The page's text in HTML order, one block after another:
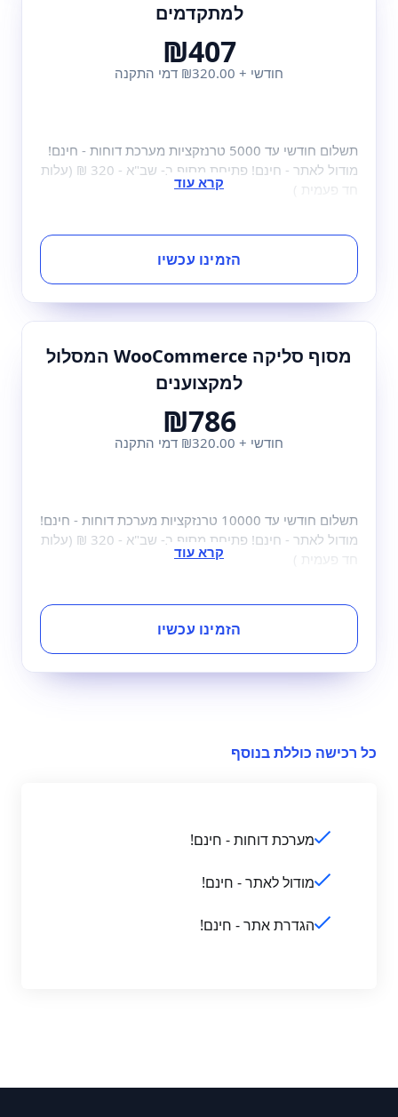
למתקדמים
₪407
חודשי + ₪320.00 דמי התקנה
תשלום חודשי עד 5000 טרנזקציות מערכת דוחות - חינם!
מודול לאתר - חינם! פתיחת מסוף ב- שב"א - 320 ₪ (עלות
חד פעמית )
הזמינו עכשיו
מסוף סליקה WooCommerce המסלול
למקצוענים
₪786
חודשי + ₪320.00 דמי התקנה
תשלום חודשי עד 10000 טרנזקציות מערכת דוחות - חינם!
מודול לאתר - חינם! פתיחת מסוף ב- שב"א - 320 ₪ (עלות
חד פעמית )
הזמינו עכשיו
כל רכישה כוללת בנוסף
מערכת דוחות - חינם!
מודול לאתר - חינם!
הגדרת אתר - חינם!